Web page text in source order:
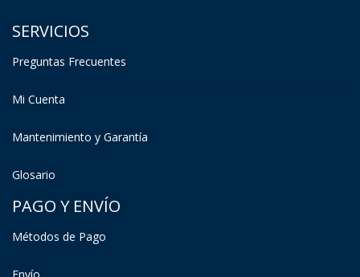
SERVICIOS
Preguntas Frecuentes
Mi Cuenta
Mantenimiento y Garantía
Glosario
PAGO Y ENVÍO
Métodos de Pago